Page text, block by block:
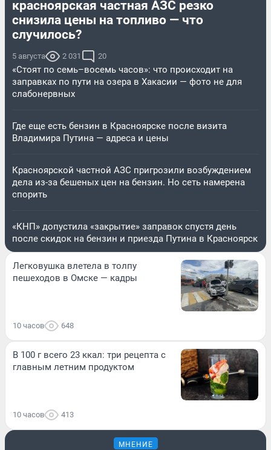
красноярская частная АЗС резко
снизила цены на топливо — что
случилось?
5 августа 2 031 20
«Стоят по семь–восемь часов»: что происходит на
заправках по пути на озера в Хакасии — фото не для
слабонервных
Где еще есть бензин в Красноярске после визита
Владимира Путина — адреса и цены
Красноярской частной АЗС пригрозили возбуждением
дела из-за бешеных цен на бензин. Но сеть намерена
спорить
«КНП» допустила «закрытие» заправок спустя день
после скидок на бензин и приезда Путина в Красноярск
Легковушка влетела в толпу
пешеходов в Омске — кадры
10 часов 648
В 100 г всего 23 ккал: три рецепта с
главным летним продуктом
10 часов 413
МНЕНИЕ